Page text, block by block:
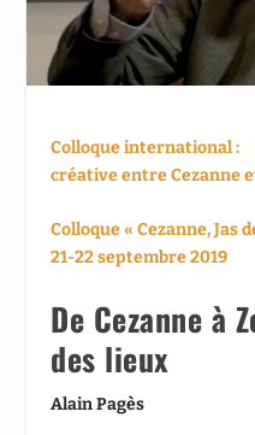
Colloque international :
créative entre Cezanne
Colloque « Cezanne,
21-22 septembre 2019
De Cezanne à
des lieux
Alain Pagès